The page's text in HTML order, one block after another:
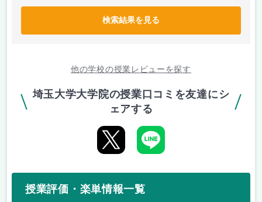
検索結果を見る
他の学校の授業レビューを探す
埼玉大学大学院の授業口コミを友達にシ
ェアする
授業評価・楽単情報一覧